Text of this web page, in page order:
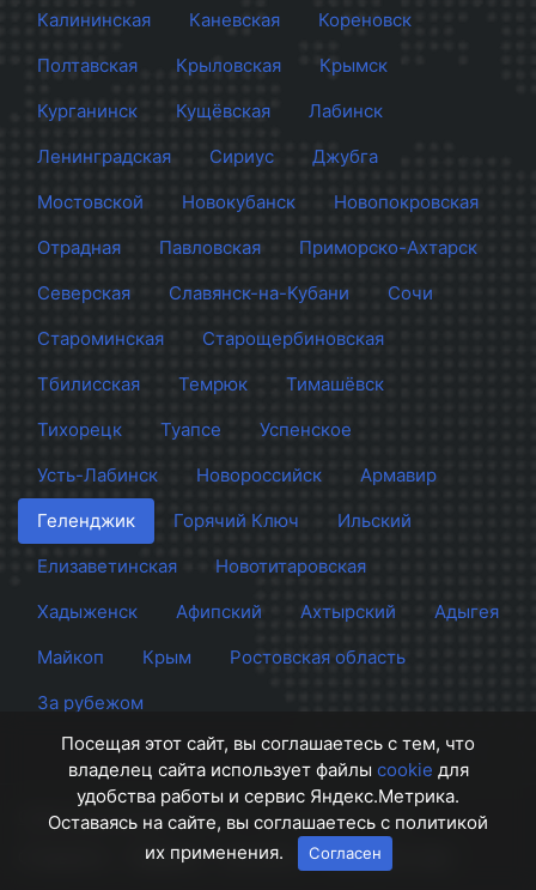
Калининская
Каневская
Кореновск
Полтавская
Крыловская
Крымск
Курганинск
Кущёвская
Лабинск
Ленинградская
Сириус
Джубга
Мостовской
Новокубанск
Новопокровская
Отрадная
Павловская
Приморско-Ахтарск
Северская
Славянск-на-Кубани
Сочи
Староминская
Старощербиновская
Тбилисская
Темрюк
Тимашёвск
Тихорецк
Туапсе
Успенское
Усть-Лабинск
Новороссийск
Армавир
Геленджик
Горячий Ключ
Ильский
Елизаветинская
Новотитаровская
Хадыженск
Афипский Ахтырский
Адыгея
Майкоп
Крым
Ростовская область
За рубежом
Сайт Краснодара
© 2012 - 2026 СМИ Кубани
Правила Контакты Напишите нам
Посещая этот сайт, вы соглашаетесь с тем, что
владелец сайта использует файлы cookie для
удобства работы и сервис Яндекс.Метрика.
Оставаясь на сайте, вы соглашаетесь с политикой
их применения.
Согласен